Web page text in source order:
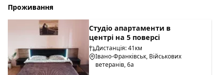
Проживання
Студіо апартаменти в
центрі на 5 поверсі
Дистанція: 41км
Івано-Франківськ, Військових
ветеранів, 6а